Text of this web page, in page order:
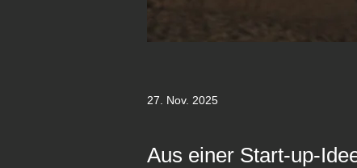
27. Nov. 2025
Aus einer Start-up-